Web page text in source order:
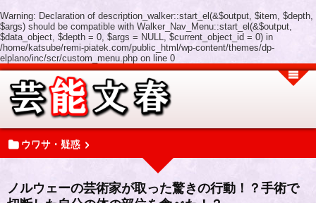
Warning: Declaration of description_walker::start_el(&$output, $item, $depth,
$args) should be compatible with Walker_Nav_Menu::start_el(&$output,
$data_object, $depth = 0, $args = NULL, $current_object_id = 0) in
/home/katsube/remi-piatek.com/public_html/wp-content/themes/dp-
elplano/inc/scr/custom_menu.php on line 0
ウワサ・疑惑
ノルウェーの芸術家が取った驚きの行動！？手術で